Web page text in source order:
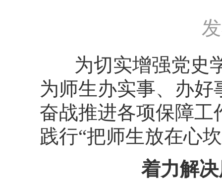
为切实增强党史
为师生办实事、办
奋战推进各项保障
践行“把师生放在心
着力解